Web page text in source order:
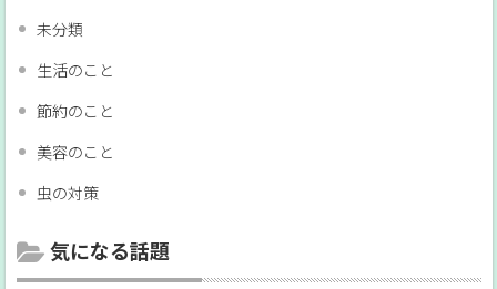
未分類
生活のこと
節約のこと
美容のこと
虫の対策
気になる話題